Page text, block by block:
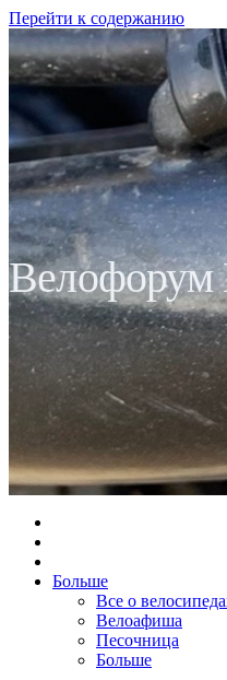
Перейти к содержанию
Велофорум
Больше
Все о
Велоафиша
Песочница
Больше